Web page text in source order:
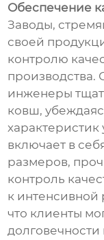
Обеспечение
Заводы,
своей
контролю
инженеры
ковш,
характеристик
включает в
размеров,
контроль
к интенсивной
что клиенты